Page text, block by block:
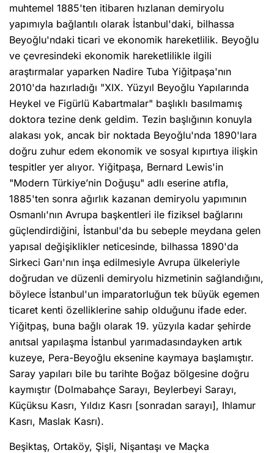
muhtemel 1885'ten itibaren hızlanan demiryolu
yapımıyla bağlantılı olarak İstanbul'daki, bilhassa
Beyoğlu'ndaki ticari ve ekonomik hareketlilik. Beyoğlu
ve çevresindeki ekonomik hareketlilikle ilgili
araştırmalar yaparken Nadire Tuba Yiğitpaşa'nın
2010'da hazırladığı "XIX. Yüzyıl Beyoğlu Yapılarında
Heykel ve Figürlü Kabartmalar" başlıklı basılmamış
doktora tezine denk geldim. Tezin başlığının konuyla
alakası yok, ancak bir noktada Beyoğlu'nda 1890'lara
doğru zuhur edem ekonomik ve sosyal kıpırtıya ilişkin
tespitler yer alıyor. Yiğitpaşa, Bernard Lewis'in
"Modern Türkiye’nin Doğuşu" adlı eserine atıfla,
1885'ten sonra ağırlık kazanan demiryolu yapımının
Osmanlı'nın Avrupa başkentleri ile fiziksel bağlarını
güçlendirdiğini, İstanbul'da bu sebeple meydana gelen
yapısal değişiklikler neticesinde, bilhassa 1890'da
Sirkeci Garı'nın inşa edilmesiyle Avrupa ülkeleriyle
doğrudan ve düzenli demiryolu hizmetinin sağlandığını,
böylece İstanbul'un imparatorluğun tek büyük egemen
ticaret kenti özelliklerine sahip olduğunu ifade eder.
Yiğitpaş, buna bağlı olarak 19. yüzyıla kadar şehirde
anıtsal yapılaşma İstanbul yarımadasındayken artık
kuzeye, Pera-Beyoğlu eksenine kaymaya başlamıştır.
Saray yapıları bile bu tarihte Boğaz bölgesine doğru
kaymıştır (Dolmabahçe Sarayı, Beylerbeyi Sarayı,
Küçüksu Kasrı, Yıldız Kasrı [sonradan sarayı], Ihlamur
Kasrı, Maslak Kasrı).
Beşiktaş, Ortaköy, Şişli, Nişantaşı ve Maçka